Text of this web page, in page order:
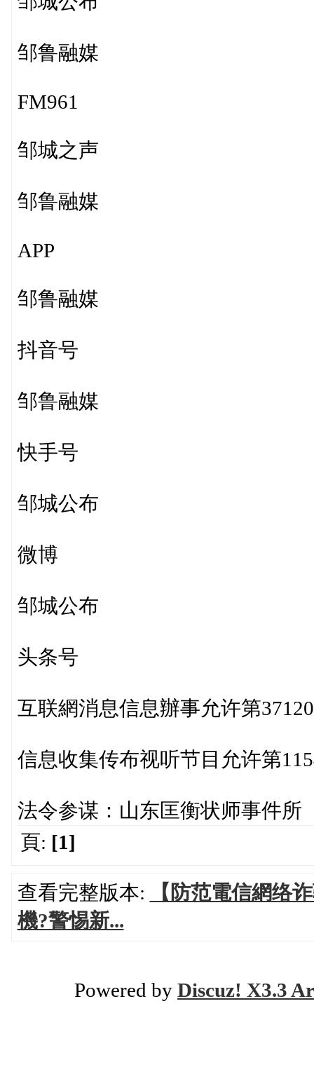
邹鲁融媒
FM961
邹城之声
邹鲁融媒
APP
邹鲁融媒
抖音号
邹鲁融媒
快手号
邹城公布
微博
邹城公布
头条号
互联網消息信息辦事允许第
信息收集传布视听节目允许第
法令参谋：山东匡衡状师事件所
頁: [1]
查看完整版本:
【防范電信網络
機?警惕新...
Powered by Discuz! X3.3